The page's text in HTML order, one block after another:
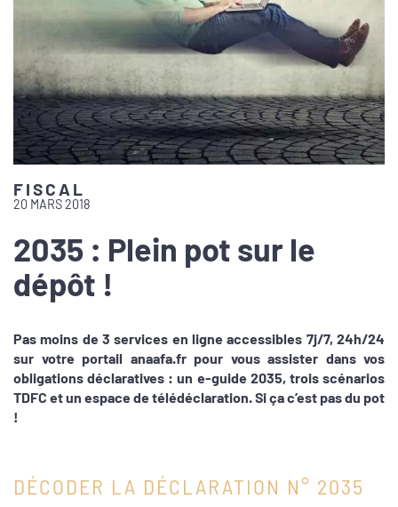
FISCAL
20 MARS 2018
2035 : Plein pot sur le
dépôt !
Pas moins de 3 services en ligne accessibles 7j/7, 24h/24
sur votre portail anaafa.fr pour vous assister dans vos
obligations déclaratives : un e-guide 2035, trois scénarios
TDFC et un espace de télédéclaration. Si ça c’est pas du pot
!
DÉCODER LA DÉCLARATION N° 2035